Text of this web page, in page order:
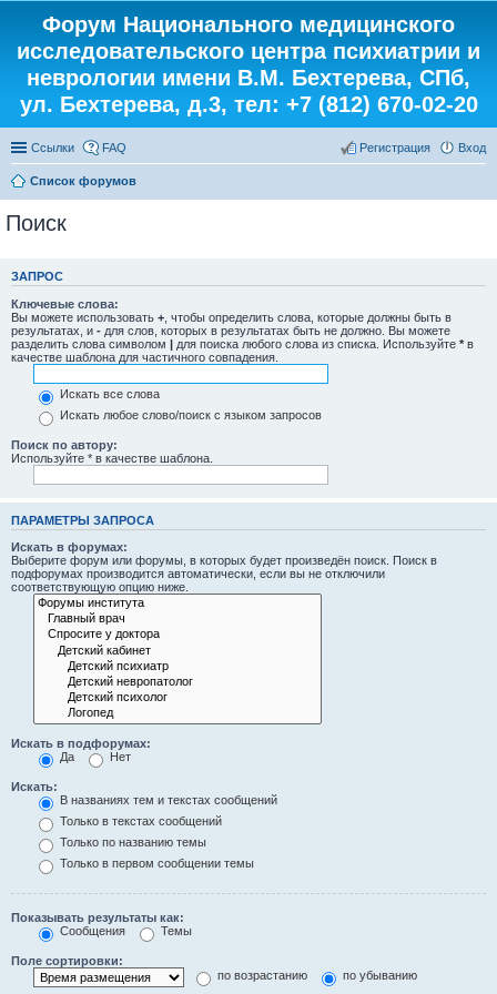
Форум Национального медицинского
исследовательского центра психиатрии и
неврологии имени В.М. Бехтерева, СПб,
ул. Бехтерева, д.3, тел: +7 (812) 670-02-20
Ссылки FAQ Вход
Регистрация
Список форумов
Поиск
ЗАПРОС
Ключевые слова:
Вы можете использовать + , чтобы определить слова, которые должны быть в
результатах, и - для слов, которых в результатах быть не должно. Вы можете
разделить слова символом | для поиска любого слова из списка. Используйте * в
качестве шаблона для частичного совпадения.
Искать все слова
Искать любое слово/поиск с языком запросов
Поиск по автору:
Используйте * в качестве шаблона.
ПАРАМЕТРЫ ЗАПРОСА
Искать в форумах:
Выберите форум или форумы, в которых будет произведён поиск. Поиск в
подфорумах производится автоматически, если вы не отключили
соответствующую опцию ниже.
Искать в подфорумах:
Да
Нет
Искать:
В названиях тем и текстах сообщений
Только в текстах сообщений
Только по названию темы
Только в первом сообщении темы
Показывать результаты как:
Сообщения
Темы
Поле сортировки:
по возрастанию
по убыванию